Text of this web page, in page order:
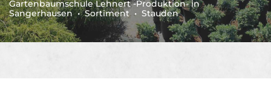
Gartenbaumschule Lehnert -Produktion- in
Sangerhausen • Sortiment • Stauden